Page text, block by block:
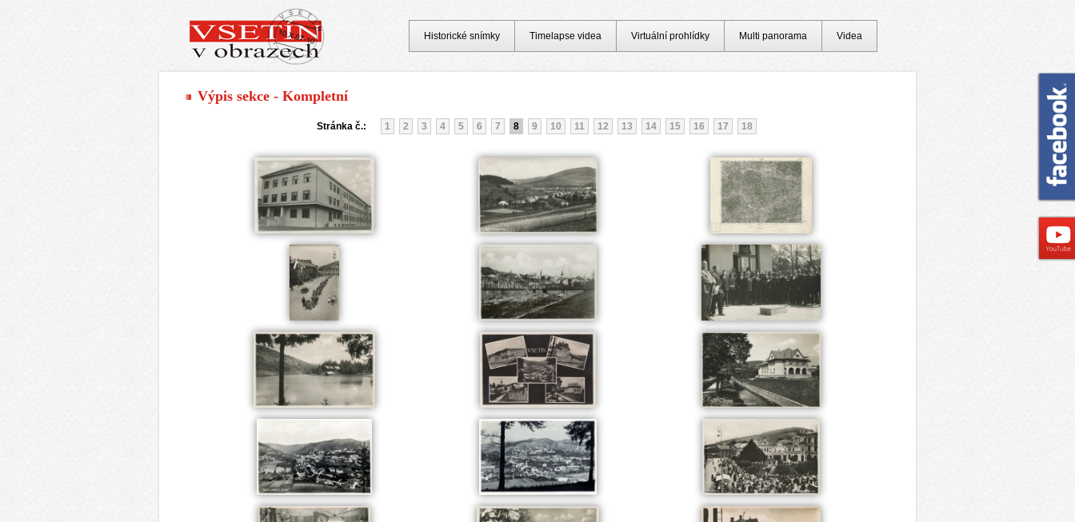
Výpis sekce - Kompletní
Stránka č.: 1 2 3 4 5 6 7 8 9 10 11 12 13 14 15 16 17 18
Historické snímky Timelapse videa Virtuální prohlídky Multi panorama Videa